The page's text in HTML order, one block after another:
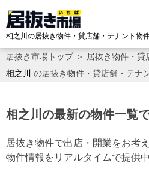
相之川の居抜き物件・貸店舗・テナント物
居抜き市場トップ＞ 居抜き物件・貸
相之川 の居抜き物件・貸店舗・テナ
相之川の最新の物件一覧で
居抜き物件で出店・開業をお考
物件情報をリアルタイムで提供中